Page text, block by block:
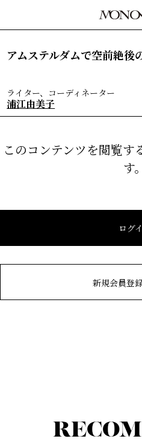
アムステルダムで空前絶後
ライター、コーディネーター
浦江由美子
このコンテンツを閲覧す
す。
ログ
新規会員登